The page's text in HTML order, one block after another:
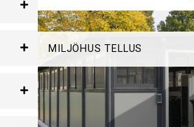
MILJÖHUS TELLUS